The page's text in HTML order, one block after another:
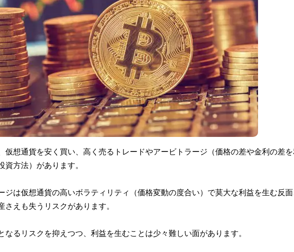
仮想通貨を安く買い、高く売るトレードやアービトラージ（価格の差や金利の差を
資方法）があります。
ジは仮想通貨の高いボラティリティ（価格変動の度合い）で莫大な利益を生む反面
えも失うリスクがあります。
なるリスクを抑えつつ、利益を生むことは少々難しい面があります。